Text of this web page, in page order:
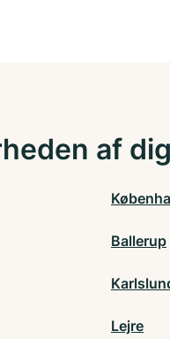
af dig
Ballerup
Lejre